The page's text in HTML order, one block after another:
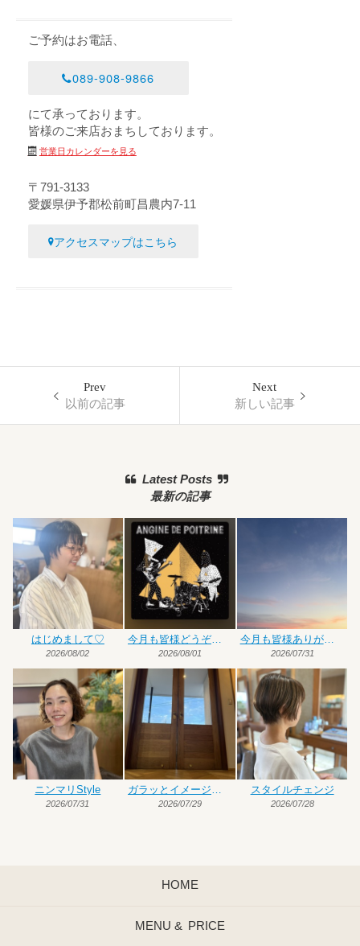
ご予約はお電話、
089-908-9866
にて承っております。
皆様のご来店おまちしております。
営業日カレンダーを見る
〒791-3133
愛媛県伊予郡松前町昌農内7-11
アクセスマップはこちら
Prev
以前の記事
Next
新しい記事
Latest Posts
最新の記事
はじめまして♡
2026/08/02
今月も皆様どうぞよろしくお願いいたします
2026/08/01
今月も皆様ありがとうございました
2026/07/31
ニンマリStyle
2026/07/31
ガラッとイメージチェンジ
2026/07/29
スタイルチェンジ
2026/07/28
HOME
MENU & PRICE